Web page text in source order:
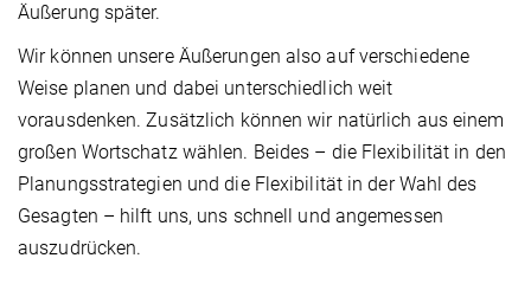
Äußerung später.
Wir können unsere Äußerungen also auf verschiedene
Weise planen und dabei unterschiedlich weit
vorausdenken. Zusätzlich können wir natürlich aus einem
großen Wortschatz wählen. Beides – die Flexibilität in den
Planungsstrategien und die Flexibilität in der Wahl des
Gesagten – hilft uns, uns schnell und angemessen
auszudrücken.